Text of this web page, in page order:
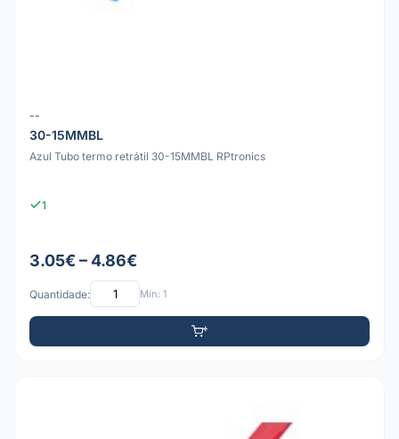
--
30-15MMBL
Azul Tubo termo retrátil 30-15MMBL RPtronics
1
3.05€ – 4.86€
Quantidade: Mín: 1